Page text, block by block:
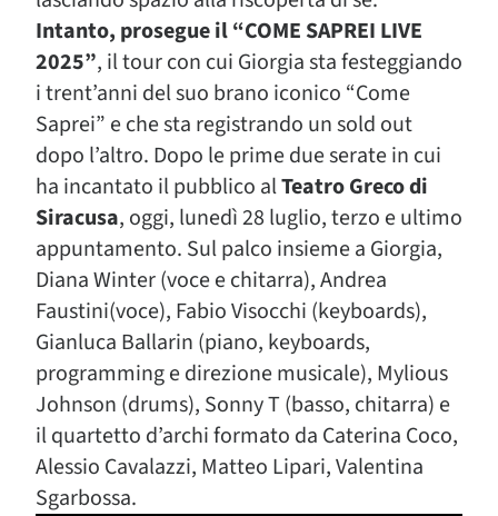
Intanto, prosegue il “COME SAPREI LIVE
2025”, il tour con cui Giorgia sta festeggiando
i trent’anni del suo brano iconico “Come
Saprei” e che sta registrando un sold out
dopo l’altro. Dopo le prime due serate in cui
ha incantato il pubblico alTeatro Greco di
Siracusa, oggi, lunedì 28 luglio, terzo e ultimo
appuntamento. Sul palco insieme a Giorgia,
Diana Winter (voce e chitarra), Andrea
Faustini(voce), Fabio Visocchi (keyboards),
Gianluca Ballarin (piano, keyboards,
programming e direzione musicale), Mylious
Johnson (drums), Sonny T (basso, chitarra) e
il quartetto d’archi formato da Caterina Coco,
Alessio Cavalazzi, Matteo Lipari, Valentina
Sgarbossa.